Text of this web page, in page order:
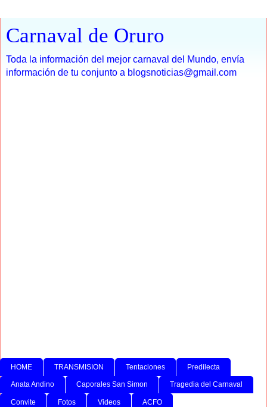
Carnaval de Oruro
Toda la información del mejor carnaval del Mundo, envía
información de tu conjunto a blogsnoticias@gmail.com
HOME TRANSMISION Tentaciones Predilecta
Anata Andino Caporales San Simon Tragedia del Carnaval
Convite Fotos Videos ACFO